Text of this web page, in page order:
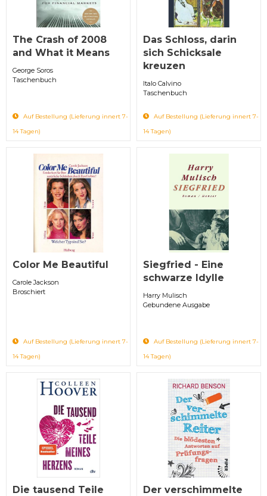
The Crash of 2008
and What it Means
George Soros
Taschenbuch
Auf Bestellung (Lieferung innert 7-
14 Tagen)
Das Schloss, darin
sich Schicksale
kreuzen
Italo Calvino
Taschenbuch
Auf Bestellung (Lieferung innert 7-
14 Tagen)
Color Me Beautiful
Carole Jackson
Broschiert
Auf Bestellung (Lieferung innert 7-
14 Tagen)
Siegfried - Eine
schwarze Idylle
Harry Mulisch
Gebundene Ausgabe
Auf Bestellung (Lieferung innert 7-
14 Tagen)
Die tausend Teile
Der verschimmelte